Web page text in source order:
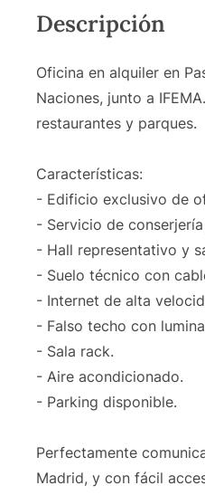
Descripción
Oficina en alquiler en
Naciones, junto a
restaurantes y parques.
Características:
- Edificio exclusivo de
- Servicio de
- Hall representativo y
- Suelo técnico con
- Internet de alta
- Falso techo con
- Sala rack.
- Aire acondicionado.
- Parking disponible.
Perfectamente
Madrid, y con fácil